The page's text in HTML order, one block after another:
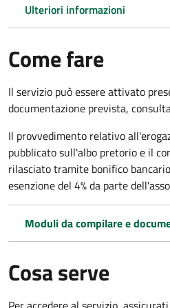
Ulteriori informazioni
Come fare
Il servizio può essere attivato
documentazione prevista,
Il provvedimento relativo
pubblicato sull'albo pretorio e il
rilasciato tramite bonifico
esenzione del 4% da parte
Moduli da compilare e
Cosa serve